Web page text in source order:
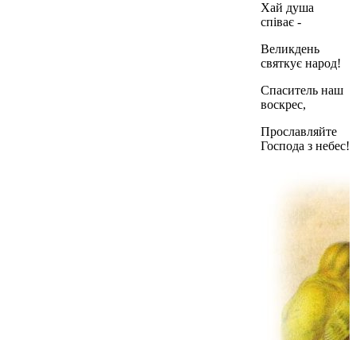
Хай душа
співає -
Великдень
святкує народ!
Спаситель наш
воскрес,
Прославляйте
Господа з небес!